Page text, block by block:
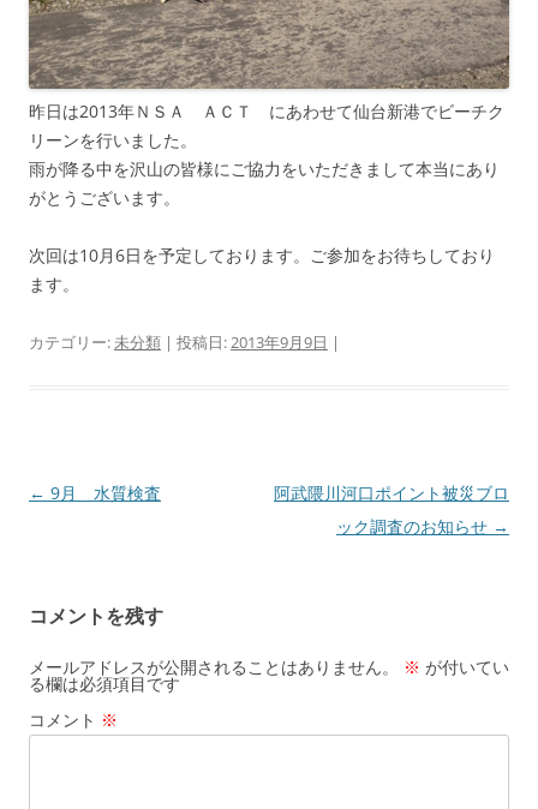
昨日は2013年ＮＳＡ ＡＣＴ にあわせて仙台新港でビーチク
リーンを行いました。
雨が降る中を沢山の皆様にご協力をいただきまして本当にあり
がとうございます。
次回は10月6日を予定しております。ご参加をお待ちしており
ます。
カテゴリー:未分類 | 投稿日:2013年9月9日 |
投
ゲ
ー
シ
ョ
← 9月 水質検査
阿武隈川河口ポイント被災ブロ
ック調査のお知らせ →
コメントを残す
メールアドレスが公開されることはありません。 ※ が付いてい
る欄は必須項目です
コメント ※